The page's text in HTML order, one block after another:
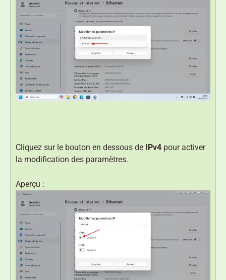
Cliquez sur le bouton en dessous de IPv4 pour activer
la modification des paramètres.
Aperçu :